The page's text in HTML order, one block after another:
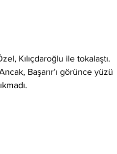
Kılıçdaroğlu ile tokalaştı.
Başarır’ı görünce yüzü